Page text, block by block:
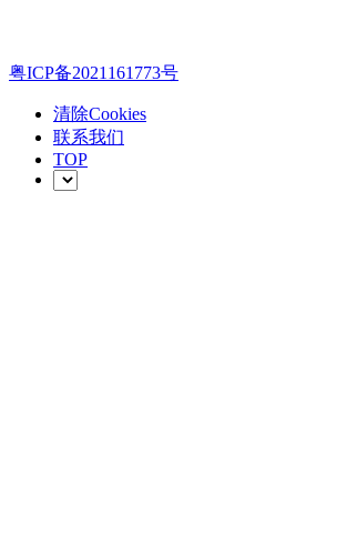
粤ICP备2021161773号
清除Cookies
联系我们
TOP